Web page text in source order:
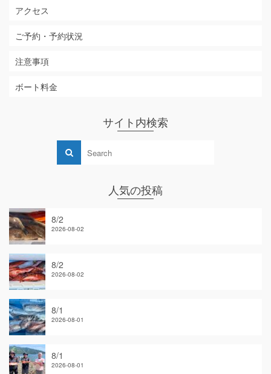
アクセス
ご予約・予約状況
注意事項
ボート料金
サイト内検索
人気の投稿
8/2
2026-08-02
8/2
2026-08-02
8/1
2026-08-01
8/1
2026-08-01